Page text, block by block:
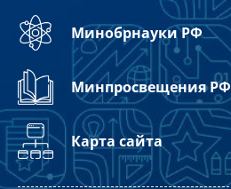
Минобрнауки РФ
Минпросвещения РФ
Карта сайта